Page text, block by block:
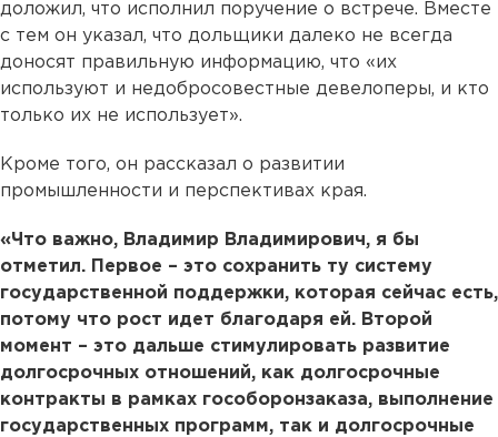
доложил, что исполнил поручение о встрече. Вместе
с тем он указал, что дольщики далеко не всегда
доносят правильную информацию, что «их
используют и недобросовестные девелоперы, и кто
только их не использует».
Кроме того, он рассказал о развитии
промышленности и перспективах края.
«Что важно, Владимир Владимирович, я бы
отметил. Первое – это сохранить ту систему
государственной поддержки, которая сейчас есть,
потому что рост идет благодаря ей. Второй
момент – это дальше стимулировать развитие
долгосрочных отношений, как долгосрочные
контракты в рамках гособоронзаказа, выполнение
государственных программ, так и долгосрочные